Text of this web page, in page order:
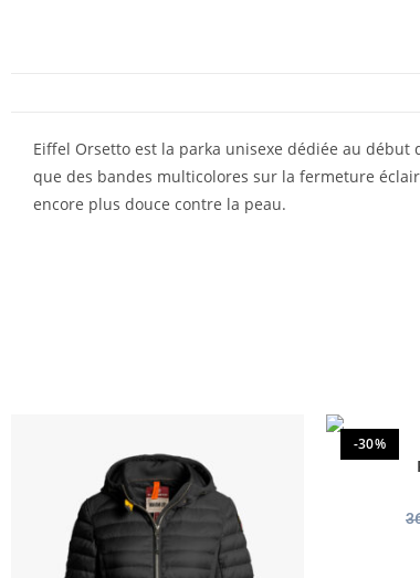
Eiffel Orsetto est la parka unisexe dédiée au
que des bandes multicolores sur la fermeture
encore plus douce contre la peau.
-30%